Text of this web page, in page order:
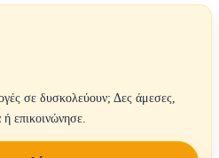
σε δυσκολεύουν; Δες άμεσες,
επικοινώνησε.